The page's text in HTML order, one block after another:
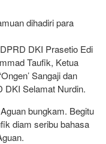
dihadiri para
DKI Prasetio Edi
Taufik, Ketua
Sangaji dan
DKI Selamat Nurdin.
bungkam. Begitu
diam seribu bahasa